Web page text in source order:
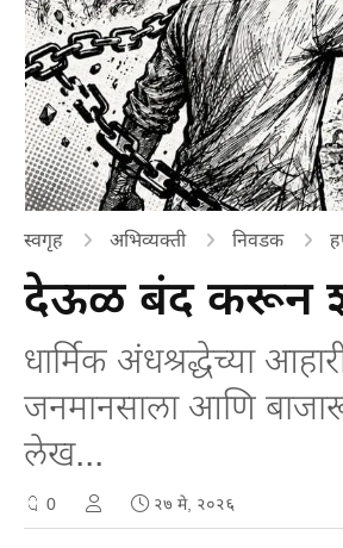
स्वगृह अभिव्यक्ती निवडक
देऊळ बंद करून
धार्मिक अंधश्रद्धेच्या
जनमानसाला आणि
लेख...
0 २७ मे, २०२६